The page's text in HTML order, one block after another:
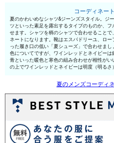
コーディネー
夏のかわいめなシャツ&ジーンズスタイル。ジ
ツといった素足を露出するタイプのものか、
せます。シャツを柄のシャツで合わせること
ネートになります。靴はエスパドリーユ、ロ
った履き口の低い「夏シューズ」で合わせまし
色についてですが、ワインレッドとネイビー
青といった暖色と寒色の組み合わせが相性が
の上でワインレッドとネイビーは明度（明るさ
夏のメンズコーディ